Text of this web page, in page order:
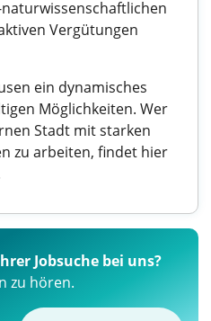
Vergütungen
ein dynamisches
Möglichkeiten. Wer
Stadt mit starken
zu arbeiten, findet hier
Jobsuche bei uns?
zu hören.